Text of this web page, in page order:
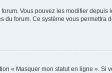
Vous pouvez les modifier depuis
forum. Ce système vous permettra
« Masquer mon statut en ligne ». Si